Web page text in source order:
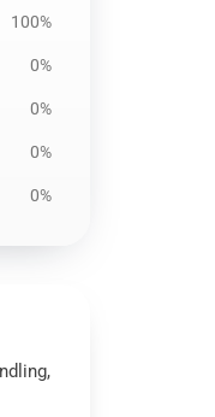
100%
0%
0%
0%
0%